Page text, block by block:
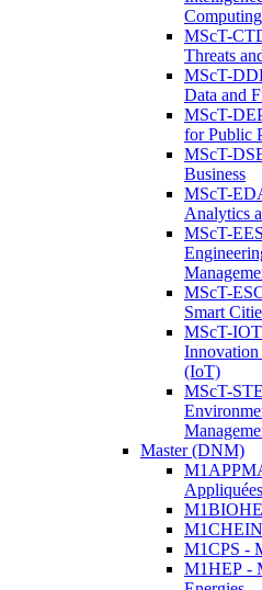
Computing
MScT-
Threats
MScT-
Data and
MScT-
for Public
MScT-
Business
MScT-
Analytics
MScT-
MScT-
Smart
MScT-
Innovation
(IoT)
MScT-
Master (DNM)
M1CPS -
M1HEP -